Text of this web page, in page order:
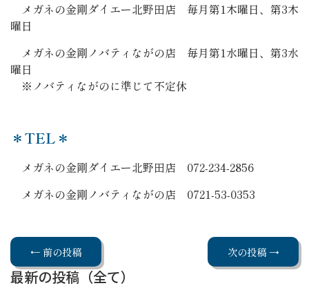
メガネの金剛ダイエー北野田店 毎月第1木曜日、第3木
曜日
メガネの金剛ノバティながの店 毎月第1水曜日、第3水
曜日
※ノバティながのに準じて不定休
＊TEL＊
メガネの金剛ダイエー北野田店 072-234-2856
メガネの金剛ノバティながの店 0721-53-0353
← 前の投稿 次の投稿 →
最新の投稿（全て）